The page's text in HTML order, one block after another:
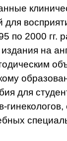
по 2000 гг.
на
для